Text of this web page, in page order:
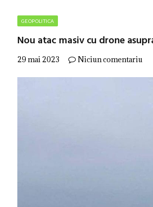
GEOPOLITICA
Nou atac masiv cu drone
29 mai 2023 Niciun comentariu